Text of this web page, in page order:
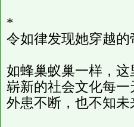
*
令如律发现她穿越的
如蜂巢蚁巢一样，
崭新的社会文化每
外患不断，也不知未